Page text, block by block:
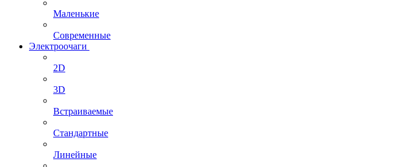
Маленькие
Современные
Электроочаги
2D
3D
Встраиваемые
Стандартные
Линейные